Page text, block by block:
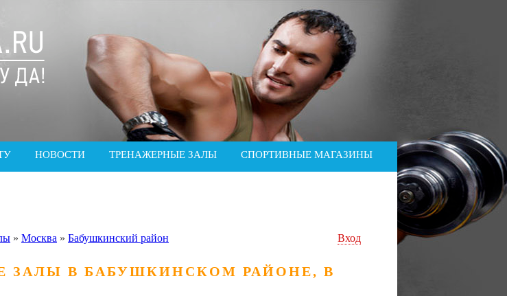
НОВОСТИ ТРЕНАЖЕРНЫЕ ЗАЛЫ СПОРТИВНЫЕ МАГАЗИНЫ
» Москва » Бабушкинский район Вход
ЗАЛЫ В БАБУШКИНСКОМ РАЙОНЕ, В